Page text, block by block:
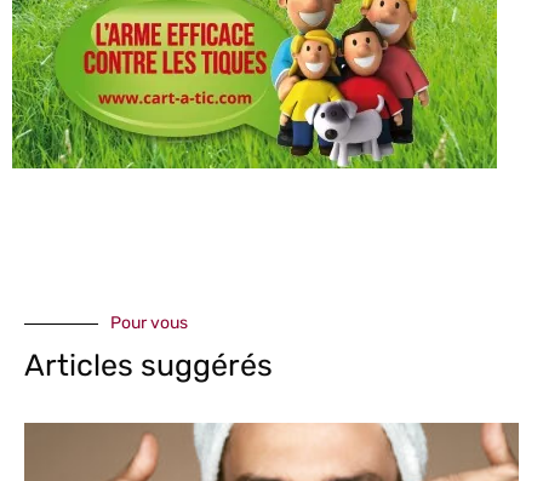
Pour vous
Articles suggérés